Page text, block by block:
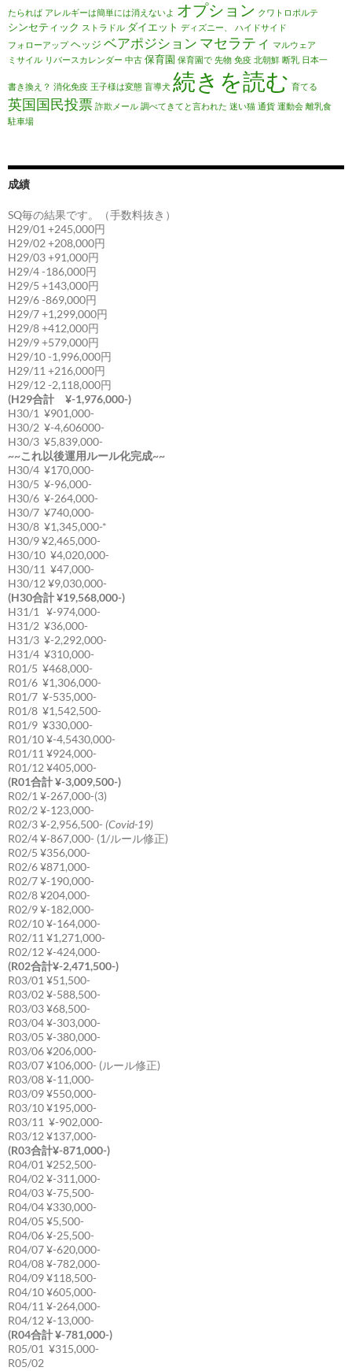
たられば アレルギーは簡単には消えないよ オプション クワトロポルテ
シンセティック ストラドル ダイエット ディズニー、
ハイドサイド
フォローアップ ヘッジ ベアポジション マセラティ マルウェア
ミサイル リバースカレンダー 中古 保育園 保育園で 先物 免疫 北朝鮮 断乳 日本一
書き換え？ 消化免疫 王子様は変態 盲導犬 続きを読む 育てる
英国国民投票 詐欺メール 調べてきてと言われた 迷い猫 通貨 運動会 離乳食
駐車場
成績
SQ毎の結果です。（手数料抜き）
H29/01 +245,000円
H29/02 +208,000円
H29/03 +91,000円
H29/4 -186,000円
H29/5 +143,000円
H29/6 -869,000円
H29/7 +1,299,000円
H29/8 +412,000円
H29/9 +579,000円
H29/10 -1,996,000円
H29/11 +216,000円
H29/12 -2,118,000円
(H29合計 ¥-1,976,000-)
H30/1 ¥901,000-
H30/2 ¥-4,606000-
H30/3 ¥5,839,000-
~~これ以後運用ルール化完成~~
H30/4 ¥170,000-
H30/5 ¥-96,000-
H30/6 ¥-264,000-
H30/7 ¥740,000-
H30/8 ¥1,345,000-*
H30/9 ¥2,465,000-
H30/10 ¥4,020,000-
H30/11 ¥47,000-
H30/12 ¥9,030,000-
(H30合計 ¥19,568,000-)
H31/1 ¥-974,000-
H31/2 ¥36,000-
H31/3 ¥-2,292,000-
H31/4 ¥310,000-
R01/5 ¥468,000-
R01/6 ¥1,306,000-
R01/7 ¥-535,000-
R01/8 ¥1,542,500-
R01/9 ¥330,000-
R01/10 ¥-4,5430,000-
R01/11 ¥924,000-
R01/12 ¥405,000-
(R01合計 ¥-3,009,500-)
R02/1 ¥-267,000-(3)
R02/2 ¥-123,000-
R02/3 ¥-2,956,500- (Covid-19)
R02/4 ¥-867,000- (1/ルール修正)
R02/5 ¥356,000-
R02/6 ¥871,000-
R02/7 ¥-190,000-
R02/8 ¥204,000-
R02/9 ¥-182,000-
R02/10 ¥-164,000-
R02/11 ¥1,271,000-
R02/12 ¥-424,000-
(R02合計¥-2,471,500-)
R03/01 ¥51,500-
R03/02 ¥-588,500-
R03/03 ¥68,500-
R03/04 ¥-303,000-
R03/05 ¥-380,000-
R03/06 ¥206,000-
R03/07 ¥106,000- (ルール修正)
R03/08 ¥-11,000-
R03/09 ¥550,000-
R03/10 ¥195,000-
R03/11 ¥-902,000-
R03/12 ¥137,000-
(R03合計¥-871,000-)
R04/01 ¥252,500-
R04/02 ¥-311,000-
R04/03 ¥-75,500-
R04/04 ¥330,000-
R04/05 ¥5,500-
R04/06 ¥-25,500-
R04/07 ¥-620,000-
R04/08 ¥-782,000-
R04/09 ¥118,500-
R04/10 ¥605,000-
R04/11 ¥-264,000-
R04/12 ¥-13,000-
(R04合計 ¥-781,000-)
R05/01 ¥315,000-
R05/02